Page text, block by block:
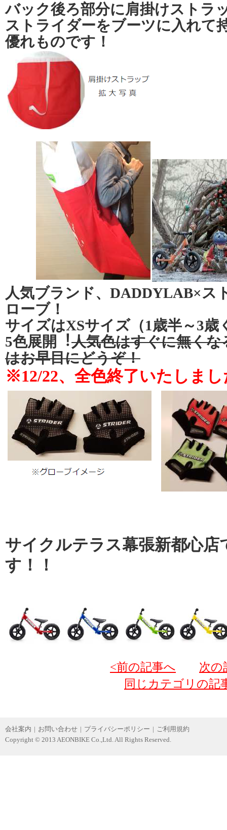
バック後ろ部分に肩掛けストラ
ストライダーをブーツに入れて
優れものです！
人気ブランド、DADDYLAB×ス
ローブ！
サイズはXSサイズ（1歳半～3歳
5⾊展開︕人気⾊はすぐに無く
はお早目にどうぞ！
※12/22、全色終了いたしまし
サイクルテラス幕張新都心
す！！
<前の記事へ
次の
同じカテゴリの記
会社案内 | お問い合わせ | プライバシーポリシー | ご利用規約
Copyright © 2013 AEONBIKE Co.,Ltd. All Rights Reserved.